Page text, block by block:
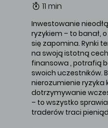
11 min
Inwestowanie
ryzykiem – to banał,
się zapomina. Rynki
na swoją istotną
finansowa , potrafią
swoich uczestników.
nierozumienie ryzyka
dotrzymywanie
– to wszystko
traderów traci